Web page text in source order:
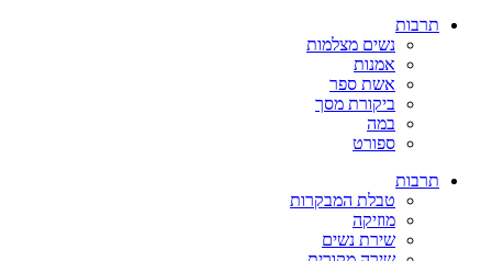
תרבות
נשים מצלמות
אמנות
אשת ספר
ביקורת מסך
במה
ספורט
תרבות
טבלת המבקרות
מוזיקה
שירת נשים